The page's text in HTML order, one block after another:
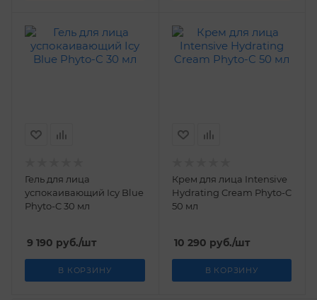
Гель для лица
успокаивающий Icy Blue
Phyto-C 30 мл
9 190 руб./шт
В КОРЗИНУ
Крем для лица Intensive
Hydrating Cream Phyto-C
50 мл
10 290 руб./шт
В КОРЗИНУ